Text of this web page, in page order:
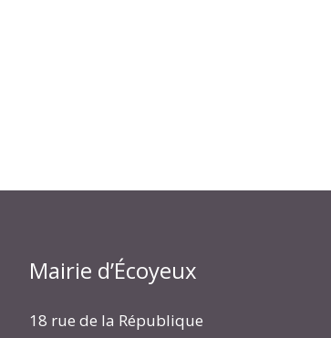
Mairie d’Écoyeux
18 rue de la République